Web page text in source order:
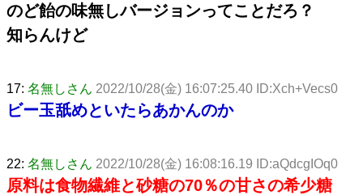
のど飴の味無しバージョンってことだろ？
知らんけど
17: 名無しさん 2022/10/28(金) 16:07:25.40 ID:Xch+Vecs0
ビー玉舐めといたらあかんのか
22: 名無しさん 2022/10/28(金) 16:08:16.19 ID:aQdcgIOq0
原料は食物繊維と砂糖の70％の甘さの希少糖